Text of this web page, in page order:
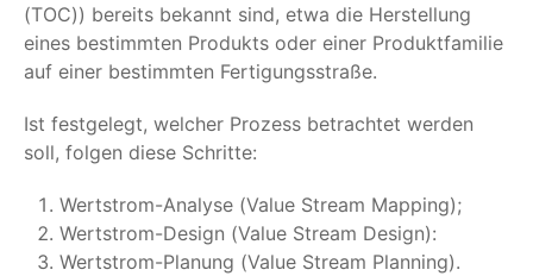
(TOC)) bereits bekannt sind, etwa die Herstellung
eines bestimmten Produkts oder einer Produktfamilie
auf einer bestimmten Fertigungsstraße.
Ist festgelegt, welcher Prozess betrachtet werden
soll, folgen diese Schritte:
Wertstrom-Analyse (Value Stream Mapping);
Wertstrom-Design (Value Stream Design):
Wertstrom-Planung (Value Stream Planning).